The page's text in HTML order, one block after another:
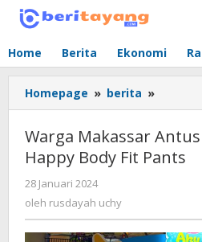
Lewati
Home Berita Ekonomi
Homepage » berita »
Sambut
Baby
Warga Makassar
Happy Body Fit Pants
28 Januari 2024
rusdayah
uchy
oleh rusdayah uchy